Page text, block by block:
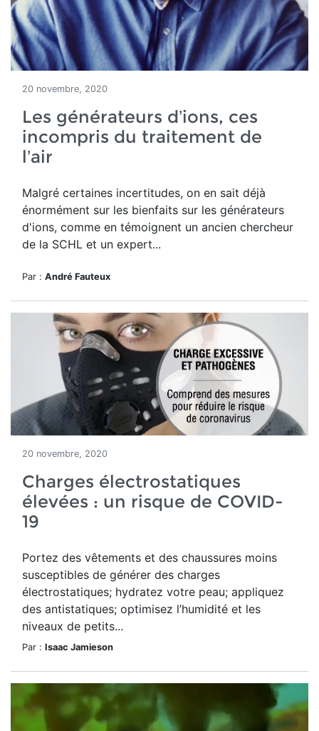
20 novembre, 2020
Les générateurs d’ions, ces
incompris du traitement de
l’air
Malgré certaines incertitudes, on en sait déjà
énormément sur les bienfaits sur les générateurs
d'ions, comme en témoignent un ancien chercheur
de la SCHL et un expert...
Par : André Fauteux
20 novembre, 2020
Charges électrostatiques
élevées : un risque de COVID-
19
Portez des vêtements et des chaussures moins
susceptibles de générer des charges
électrostatiques; hydratez votre peau; appliquez
des antistatiques; optimisez l’humidité et les
niveaux de petits...
Par : Isaac Jamieson